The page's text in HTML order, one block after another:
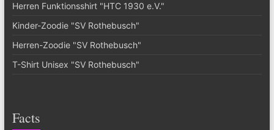
Herren Funktionsshirt "HTC 1930 e.V."
Kinder-Zoodie "SV Rothebusch"
Herren-Zoodie "SV Rothebusch"
T-Shirt Unisex "SV Rothebusch"
Facts